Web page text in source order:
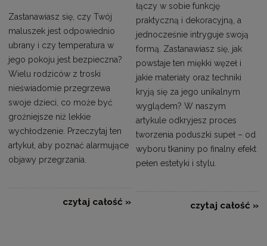
Zastanawiasz się, czy Twój
maluszek jest odpowiednio
ubrany i czy temperatura w
jego pokoju jest bezpieczna?
Wielu rodziców z troski
nieświadomie przegrzewa
swoje dzieci, co może być
groźniejsze niż lekkie
wychłodzenie. Przeczytaj ten
artykuł, aby poznać alarmujące
objawy przegrzania.
czytaj całość »
łączy w sobie funkcję
praktyczną i dekoracyjną, a
jednocześnie intryguje swoją
formą. Zastanawiasz się, jak
powstaje ten miękki węzeł i
jakie materiały oraz techniki
kryją się za jego unikalnym
wyglądem? W naszym
artykule odkryjesz proces
tworzenia poduszki supeł – od
wyboru tkaniny po finalny efekt
pełen estetyki i stylu.
czytaj całość »